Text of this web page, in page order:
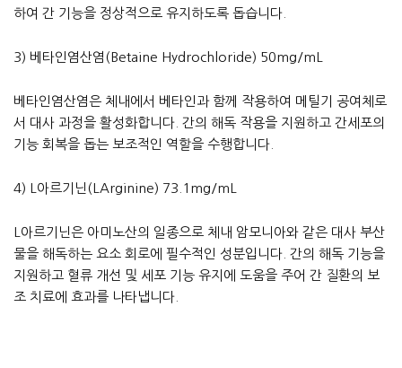
하여 간 기능을 정상적으로 유지하도록 돕습니다.
3) 베타인염산염(Betaine Hydrochloride) 50mg/mL
베타인염산염은 체내에서 베타인과 함께 작용하여 메틸기 공여체로
서 대사 과정을 활성화합니다. 간의 해독 작용을 지원하고 간세포의
기능 회복을 돕는 보조적인 역할을 수행합니다.
4) L아르기닌(LArginine) 73.1mg/mL
L아르기닌은 아미노산의 일종으로 체내 암모니아와 같은 대사 부산
물을 해독하는 요소 회로에 필수적인 성분입니다. 간의 해독 기능을
지원하고 혈류 개선 및 세포 기능 유지에 도움을 주어 간 질환의 보
조 치료에 효과를 나타냅니다.